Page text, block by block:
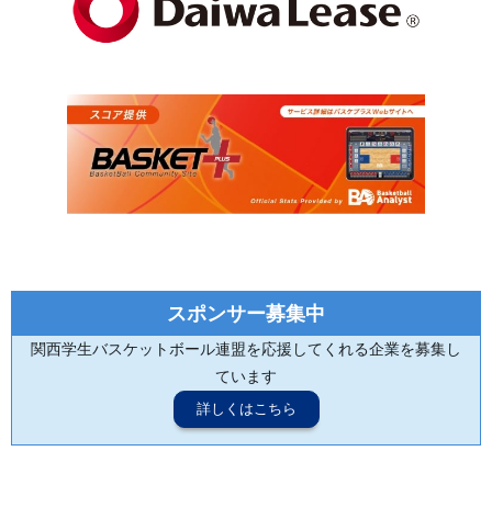
スポンサー募集中
関西学生バスケットボール連盟を応援してくれる企業を募集し
ています
詳しくはこちら